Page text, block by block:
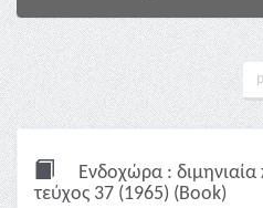
Ενδοχώρα : διμηνιαία
τεύχος 37 (1965) (Book)